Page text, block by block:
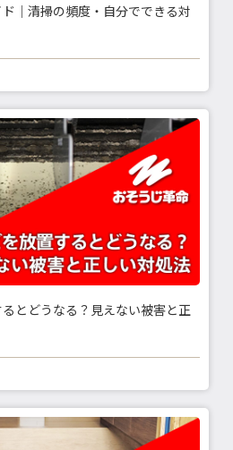
｜清掃の頻度・自分でできる対
とどうなる？見えない被害と正